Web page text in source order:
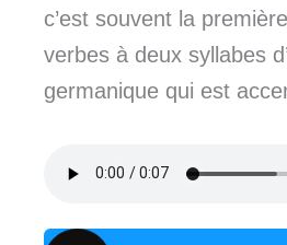
c’est souvent la
verbes à deux syllabes
germanique qui est